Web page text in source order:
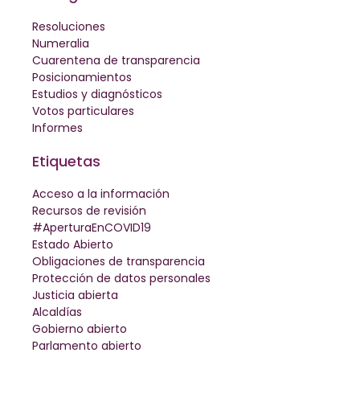
Resoluciones
Numeralia
Cuarentena de transparencia
Posicionamientos
Estudios y diagnósticos
Votos particulares
Informes
Etiquetas
Acceso a la información
Recursos de revisión
#AperturaEnCOVID19
Estado Abierto
Obligaciones de transparencia
Protección de datos personales
Justicia abierta
Alcaldías
Gobierno abierto
Parlamento abierto